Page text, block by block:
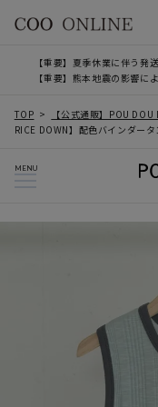
【重要】夏季休業に伴う発
【重要】熊本地震の影響に
TOP 【公式通販】POU
RICE DOWN】配色バインダー
MENU